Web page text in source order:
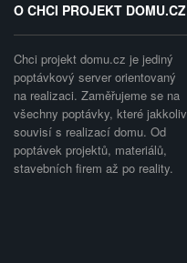
O CHCI PROJEKT DOMU.CZ
Chci projekt domu.cz je jediný
poptávkový server orientovaný
na realizaci. Zaměřujeme se na
všechny poptávky, které jakkoliv
souvisí s realizací domu. Od
poptávek projektů, materiálů,
stavebních firem až po reality.